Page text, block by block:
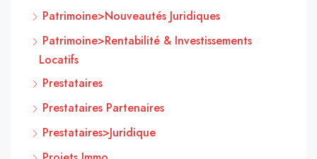
Patrimoine>Nouveautés Juridiques
Patrimoine>Rentabilité & Investissements
Locatifs
Prestataires
Prestataires Partenaires
Prestataires>Juridique